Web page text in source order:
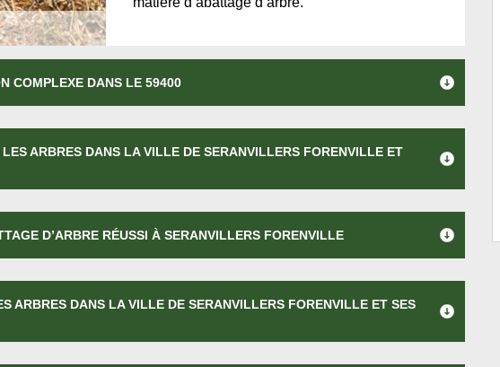
COMPLEXE DANS LE 59400
ARBRES DANS LA VILLE DE SERANVILLERS FORENVILLE ET
D’ARBRE RÉUSSI À SERANVILLERS FORENVILLE
ARBRES DANS LA VILLE DE SERANVILLERS FORENVILLE ET SES